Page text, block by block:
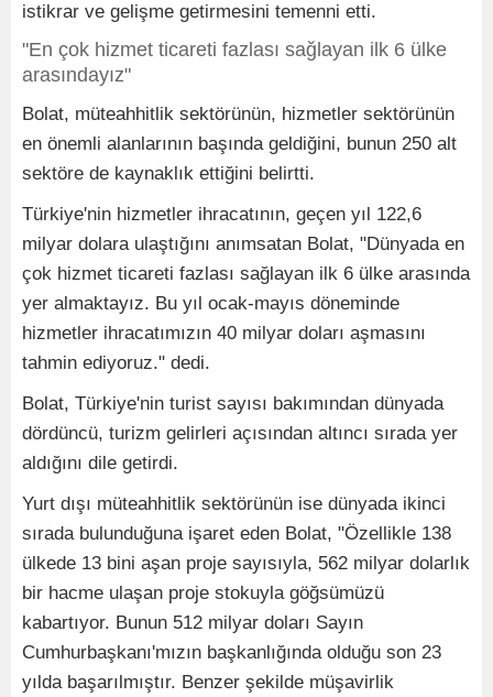
istikrar ve gelişme getirmesini temenni etti.
"En çok hizmet ticareti fazlası sağlayan ilk 6 ülke
arasındayız"
Bolat, müteahhitlik sektörünün, hizmetler sektörünün
en önemli alanlarının başında geldiğini, bunun 250 alt
sektöre de kaynaklık ettiğini belirtti.
Türkiye'nin hizmetler ihracatının, geçen yıl 122,6
milyar dolara ulaştığını anımsatan Bolat, "Dünyada en
çok hizmet ticareti fazlası sağlayan ilk 6 ülke arasında
yer almaktayız. Bu yıl ocak-mayıs döneminde
hizmetler ihracatımızın 40 milyar doları aşmasını
tahmin ediyoruz." dedi.
Bolat, Türkiye'nin turist sayısı bakımından dünyada
dördüncü, turizm gelirleri açısından altıncı sırada yer
aldığını dile getirdi.
Yurt dışı müteahhitlik sektörünün ise dünyada ikinci
sırada bulunduğuna işaret eden Bolat, "Özellikle 138
ülkede 13 bini aşan proje sayısıyla, 562 milyar dolarlık
bir hacme ulaşan proje stokuyla göğsümüzü
kabartıyor. Bunun 512 milyar doları Sayın
Cumhurbaşkanı'mızın başkanlığında olduğu son 23
yılda başarılmıştır. Benzer şekilde müşavirlik